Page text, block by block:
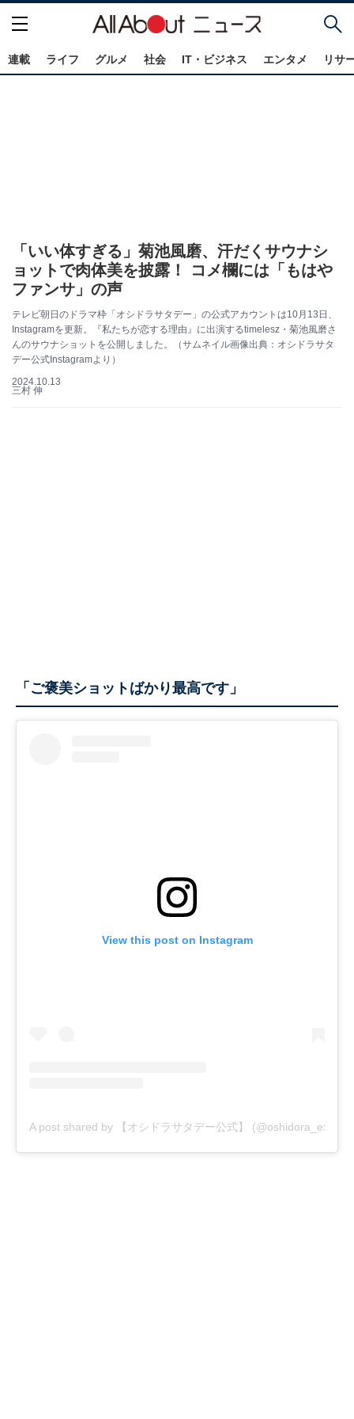
連載 ライフ グルメ 社会 IT・ビジネス エンタメ リサ
「いい体すぎる」菊池風磨、汗だくサウナシ
ョットで肉体美を披露！ コメ欄には「もはや
ファンサ」の声
テレビ朝日のドラマ枠「オシドラサタデー」の公式アカウントは10月13日、
Instagramを更新。『私たちが恋する理由』に出演するtimelesz・菊池風磨さ
んのサウナショットを公開しました。（サムネイル画像出典：オシドラサタ
デー公式Instagramより）
2024.10.13
三村 伸
「ご褒美ショットばかり最高です」
View this post on Instagram
A post shared by 【オシドラサタデー公式】 (@oshidora_ex)